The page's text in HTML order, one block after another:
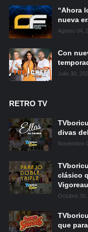
“Ahora
nueva
Agosto 04,
Con
Julio 30,
RETRO TV
divas
Noviembre
clásico
Octubre 30,
que